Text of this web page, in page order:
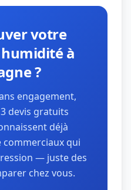
votre
à
?
engagement,
devis gratuits
déjà
commerciaux qui
— juste des
chez vous.